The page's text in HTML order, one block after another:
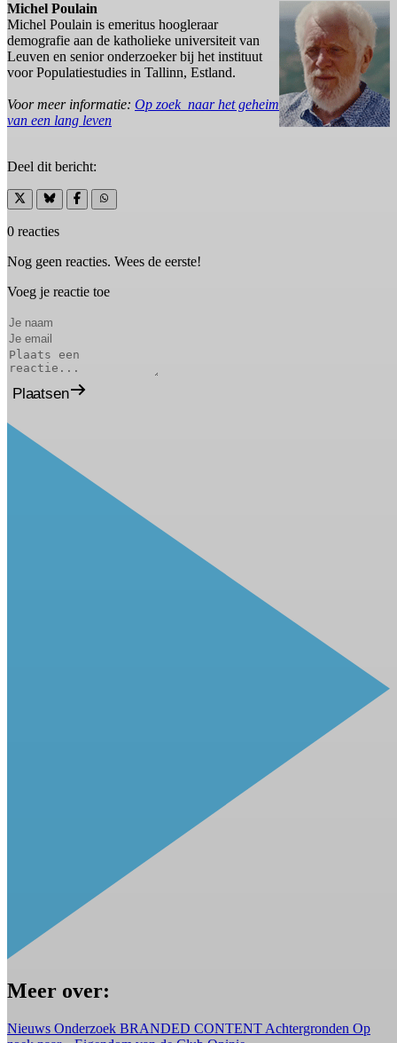
Michel Poulain
Michel Poulain is emeritus hoogleraar
demografie aan de katholieke universiteit van
Leuven en senior onderzoeker bij het instituut
voor Populatiestudies in Tallinn, Estland.
Voor meer informatie: Op zoek naar het geheim
van een lang leven
Deel dit bericht:
0 reacties
Nog geen reacties. Wees de eerste!
Voeg je reactie toe
Plaatsen
Meer over:
Nieuws Onderzoek BRANDED CONTENT Achtergronden Op